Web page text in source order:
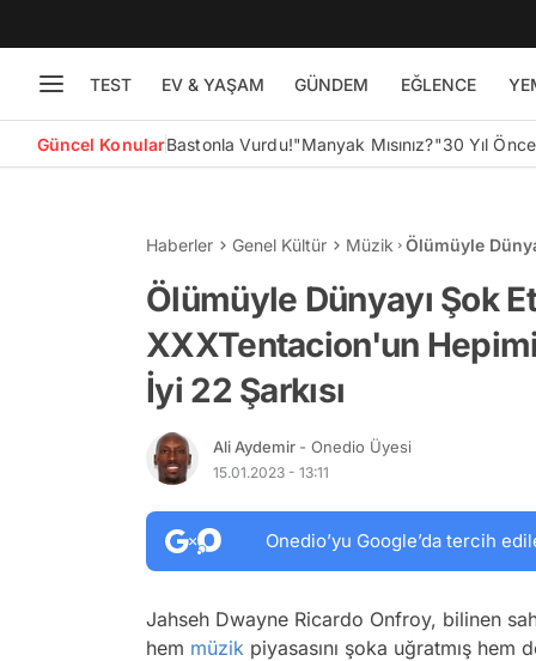
TEST EV & YAŞAM GÜNDEM EĞLENCE
Güncel KonularBastonla Vurdu!"Manyak Mısınız?"30 Yıl
Haberler Genel Kültür Müzik
Ölümüyle
Ölümüyle Dünyayı Şok
XXXTentacion'un
İyi 22 Şarkısı
Ali Aydemir - Onedio Üyesi
15.01.2023 - 13:11
Onedio’yu Google’da tercih
Jahseh Dwayne Ricardo Onfroy, bilinen
hem müzik piyasasını şoka uğratmış hem